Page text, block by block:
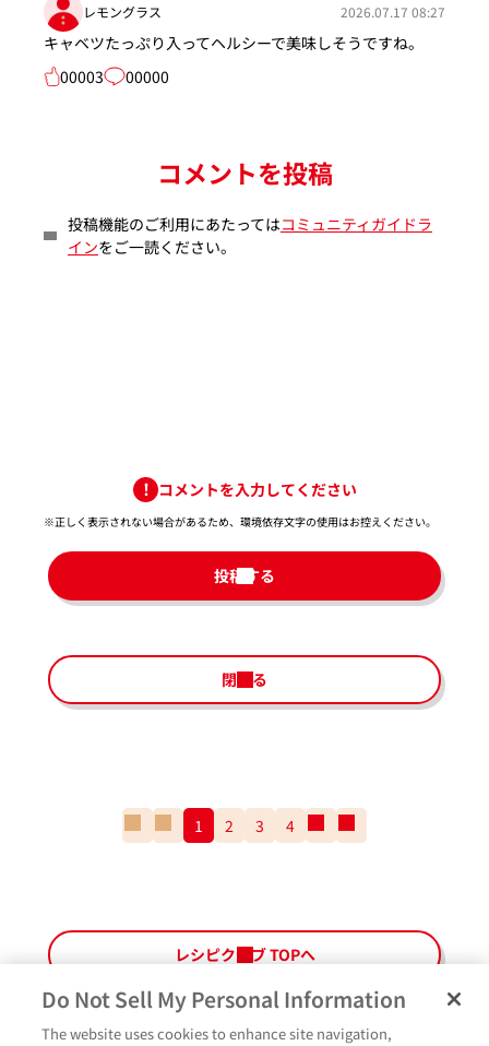
レモングラス 2026.07.17 08:27
キャベツたっぷり入ってヘルシーで美味しそうですね。
00003
00000
コメントを投稿
投稿機能のご利用にあたってはコミュニティガイドラ
インをご一読ください。
コメントを入力してください
※正しく表示されない場合があるため、環境依存文字の使用はお控えください。​
投稿する
閉じる
番
ペ
ー
ジ
の
1 2 3 4
の
番
ペ
ー
レシピクラブ TOPへ
ペ
Do Not Sell My Personal Information
The website uses cookies to enhance site navigation,